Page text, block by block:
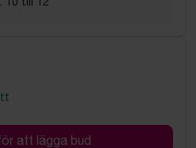
att lägga bud